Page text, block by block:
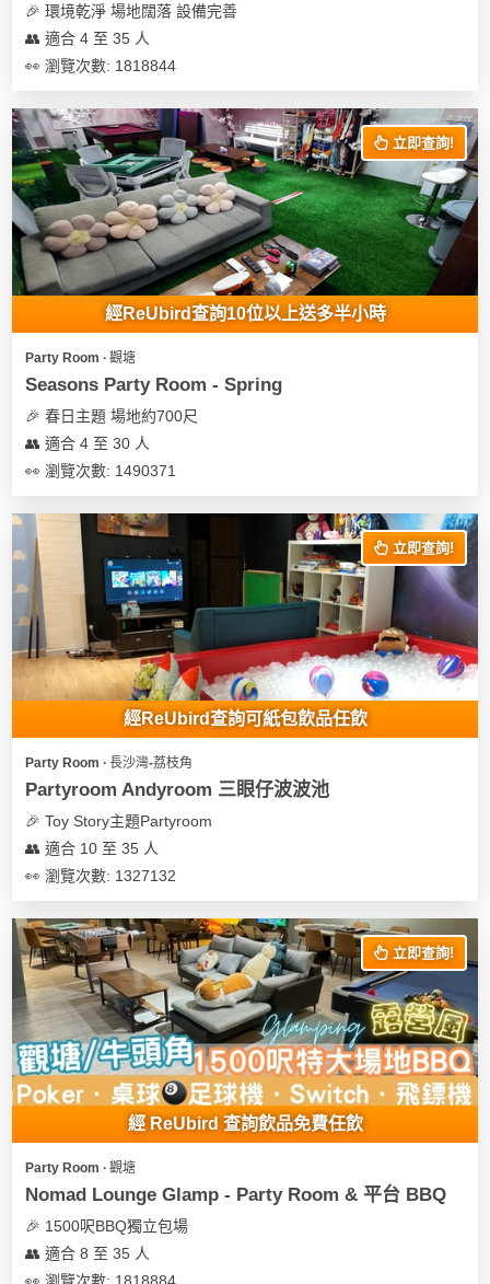
🎉 環境乾淨 場地闊落 設備完善
👥 適合 4 至 35 人
👀 瀏覽次數: 1818844
立即查詢!
經ReUbird查詢10位以上送多半小時
Party Room ∙ 觀塘
Seasons Party Room - Spring
🎉 春日主題 場地約700尺
👥 適合 4 至 30 人
👀 瀏覽次數: 1490371
立即查詢!
經ReUbird查詢可紙包飲品任飲
Party Room ∙ 長沙灣-荔枝角
Partyroom Andyroom 三眼仔波波池
🎉 Toy Story主題Partyroom
👥 適合 10 至 35 人
👀 瀏覽次數: 1327132
立即查詢!
經 ReUbird 查詢飲品免費任飲
Party Room ∙ 觀塘
Nomad Lounge Glamp - Party Room & 平台 BBQ
🎉 1500呎BBQ獨立包場
👥 適合 8 至 35 人